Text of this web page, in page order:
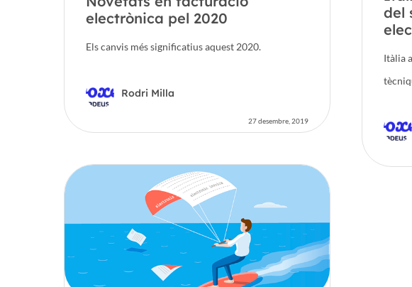
del
Itàlia
electrònica pel 2020
Els canvis més significatius aquest 2020.
Rodri Milla
27 desembre, 2019